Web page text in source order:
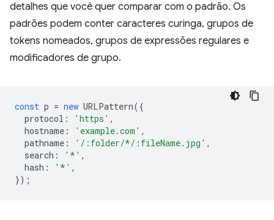
detalhes que você quer comparar com o padrão. Os
padrões podem conter caracteres curinga, grupos de
tokens nomeados, grupos de expressões regulares e
modificadores de grupo.
const p = new URLPattern({
protocol : 'https' ,
hostname : 'example.com' ,
pathname : '/:folder/*/:fileName.jpg' ,
search : '*' ,
hash : '*' ,
});